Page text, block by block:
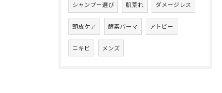
シャンプー選び 肌荒れ ダメージレス
頭皮ケア 酵素パーマ アトピー
ニキビ メンズ